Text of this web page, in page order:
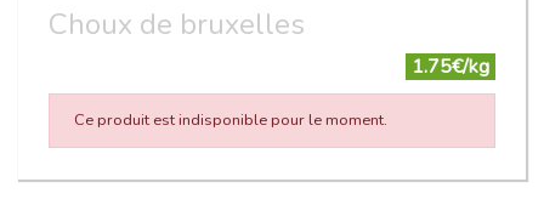
Choux de bruxelles
1.75€/kg
Ce produit est indisponible pour le moment.